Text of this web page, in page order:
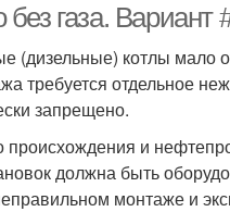
газа.
(дизельные) котлы мало
требуется отдельное
запрещено.
происхождения и
должна быть
монтаже и